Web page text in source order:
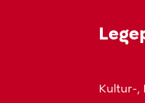
Kultur-,